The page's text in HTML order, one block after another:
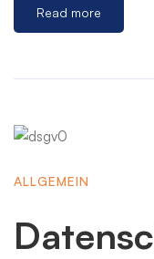
Read more
ALLGEMEIN